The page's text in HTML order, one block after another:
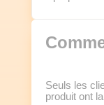
Seuls les
produit ont